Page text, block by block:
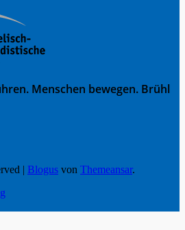
Menschen bewegen. Brühl
| Blogus von Themeansar.